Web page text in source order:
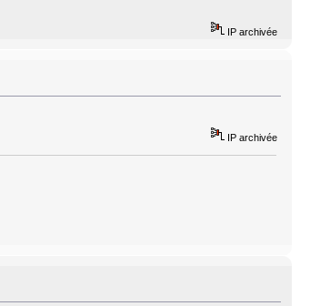
IP archivée
IP archivée